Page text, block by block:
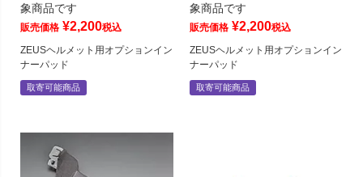
象商品です
販売価格 ¥2,200税込
ZEUSヘルメット用オプションイン
ナーパッド
取寄可能商品
象商品です
販売価格 ¥2,200税込
ZEUSヘルメット用オプションイン
ナーパッド
取寄可能商品